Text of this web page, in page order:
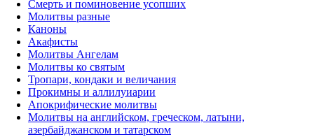
Смерть и поминовение усопших
Молитвы разные
Каноны
Акафисты
Молитвы Ангелам
Молитвы ко святым
Тропари, кондаки и величания
Прокимны и аллилуиарии
Апокрифические молитвы
Молитвы на английском, греческом, латыни,
азербайджанском и татарском